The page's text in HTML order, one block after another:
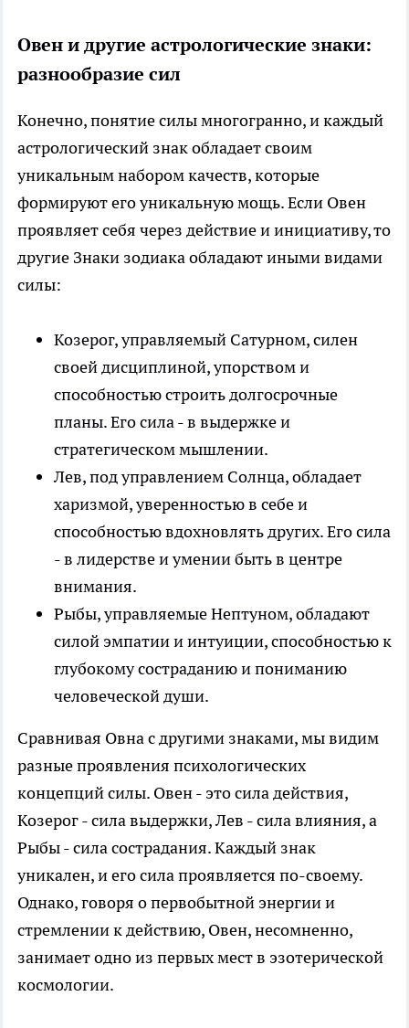
Овен и другие астрологические знаки:
разнообразие сил
Конечно, понятие силы многогранно, и каждый
астрологический знак обладает своим
уникальным набором качеств, которые
формируют его уникальную мощь. Если Овен
проявляет себя через действие и инициативу, то
другие Знаки зодиака обладают иными видами
силы:
Козерог, управляемый Сатурном, силен
своей дисциплиной, упорством и
способностью строить долгосрочные
планы. Его сила - в выдержке и
стратегическом мышлении.
Лев, под управлением Солнца, обладает
харизмой, уверенностью в себе и
способностью вдохновлять других. Его сила
- в лидерстве и умении быть в центре
внимания.
Рыбы, управляемые Нептуном, обладают
силой эмпатии и интуиции, способностью к
глубокому состраданию и пониманию
человеческой души.
Сравнивая Овна с другими знаками, мы видим
разные проявления психологических
концепций силы. Овен - это сила действия,
Козерог - сила выдержки, Лев - сила влияния, а
Рыбы - сила сострадания. Каждый знак
уникален, и его сила проявляется по-своему.
Однако, говоря о первобытной энергии и
стремлении к действию, Овен, несомненно,
занимает одно из первых мест в эзотерической
космологии.